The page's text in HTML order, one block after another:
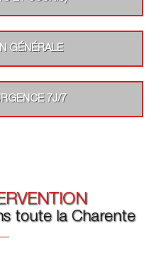
GÉNÉRALE
7J/7
toute la Charente